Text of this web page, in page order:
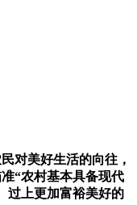
对美好生活的向往，
“农村基本具备现代
过上更加富裕美好的